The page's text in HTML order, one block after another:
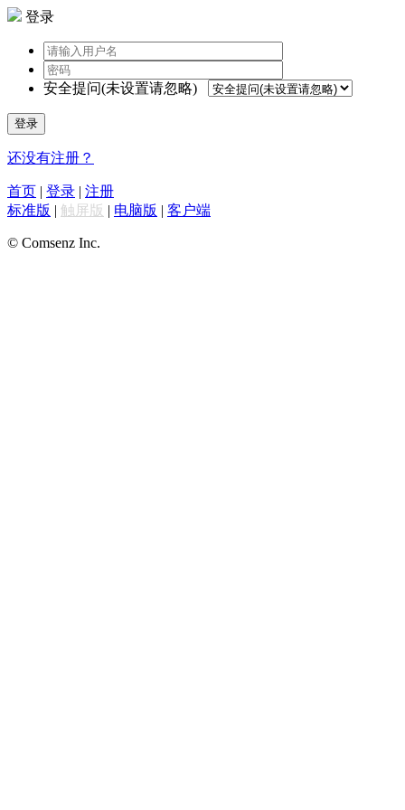
登录
安全提问(未设置请忽略)
登录
还没有注册？
首页 | 登录 | 注册
标准版 | 触屏版 | 电脑版 | 客户端
© Comsenz Inc.